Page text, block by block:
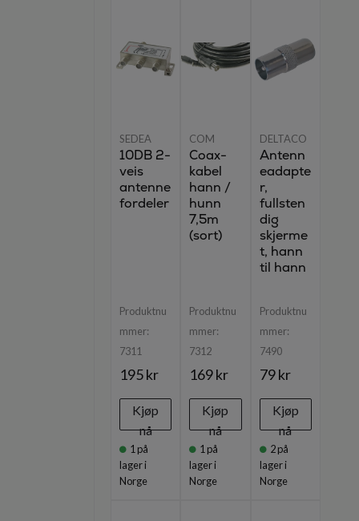
SEDEA
10DB 2-
veis
antenne
fordeler
Produktnu
mmer:
7311
195 kr
Kjøp
nå
1 på
lager i
Norge
COM
Coax-
kabel
hann /
hunn
7,5m
(sort)
Produktnu
mmer:
7312
169 kr
Kjøp
nå
1 på
lager i
Norge
DELTACO
Antenn
eadapte
r,
fullsten
dig
skjerme
t, hann
til hann
Produktnu
mmer:
7490
79 kr
Kjøp
nå
2 på
lager i
Norge